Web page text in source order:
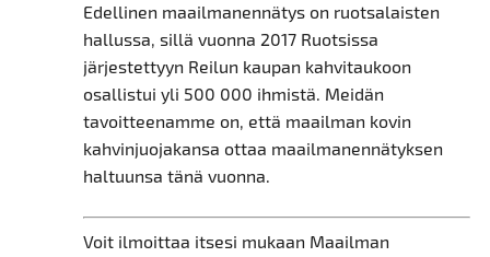
Edellinen maailmanennätys on ruotsalaisten
hallussa, sillä vuonna 2017 Ruotsissa
järjestettyyn Reilun kaupan kahvitaukoon
osallistui yli 500 000 ihmistä. Meidän
tavoitteenamme on, että maailman kovin
kahvinjuojakansa ottaa maailmanennätyksen
haltuunsa tänä vuonna.
Voit ilmoittaa itsesi mukaan Maailman